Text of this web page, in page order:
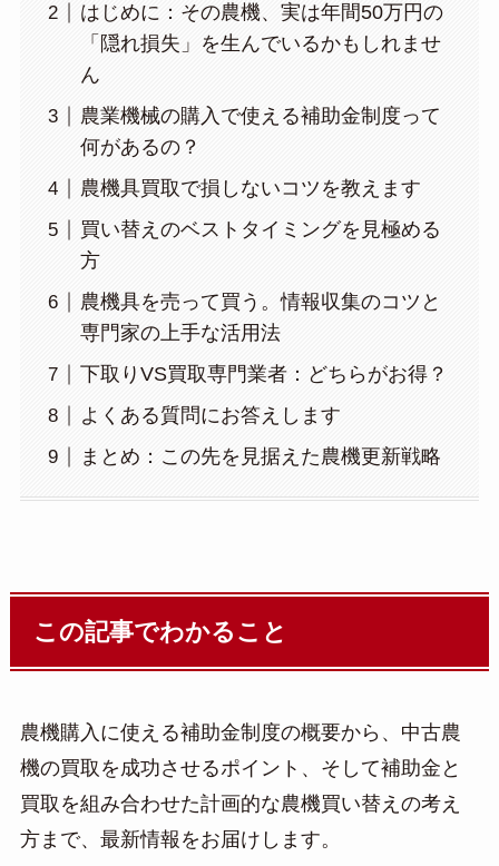
はじめに：その農機、実は年間50万円の
「隠れ損失」を生んでいるかもしれませ
ん
農業機械の購入で使える補助金制度って
何があるの？
農機具買取で損しないコツを教えます
買い替えのベストタイミングを見極める
方
農機具を売って買う。情報収集のコツと
専門家の上手な活用法
下取りVS買取専門業者：どちらがお得？
よくある質問にお答えします
まとめ：この先を見据えた農機更新戦略
この記事でわかること
農機購入に使える補助金制度の概要から、中古農
機の買取を成功させるポイント、そして補助金と
買取を組み合わせた計画的な農機買い替えの考え
方まで、最新情報をお届けします。